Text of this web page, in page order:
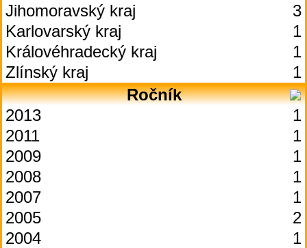
Jihomoravský kraj
3
Karlovarský kraj
1
Královéhradecký kraj
1
Zlínský kraj
1
Ročník
2013
1
2011
1
2009
1
2008
1
2007
1
2005
2
2004
1